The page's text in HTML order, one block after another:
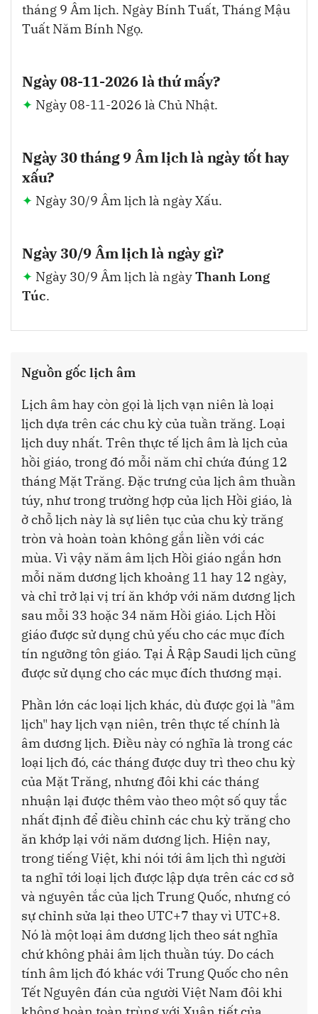
tháng 9 Âm lịch. Ngày Bính Tuất, Tháng Mậu
Tuất Năm Bính Ngọ.
Ngày 08-11-2026 là thứ mấy?
Ngày 08-11-2026 là Chủ Nhật.
Ngày 30 tháng 9 Âm lịch là ngày tốt hay
xấu?
Ngày 30/9 Âm lịch là ngày Xấu.
Ngày 30/9 Âm lịch là ngày gì?
Ngày 30/9 Âm lịch là ngàyThanh Long
Túc.
Nguồn gốc lịch âm
Lịch âm hay còn gọi là lịch vạn niên là loại
lịch dựa trên các chu kỳ của tuần trăng. Loại
lịch duy nhất. Trên thực tế lịch âm là lịch của
hồi giáo, trong đó mỗi năm chỉ chứa đúng 12
tháng Mặt Trăng. Đặc trưng của lịch âm thuần
túy, như trong trường hợp của lịch Hồi giáo, là
ở chỗ lịch này là sự liên tục của chu kỳ trăng
tròn và hoàn toàn không gắn liền với các
mùa. Vì vậy năm âm lịch Hồi giáo ngắn hơn
mỗi năm dương lịch khoảng 11 hay 12 ngày,
và chỉ trở lại vị trí ăn khớp với năm dương lịch
sau mỗi 33 hoặc 34 năm Hồi giáo. Lịch Hồi
giáo được sử dụng chủ yếu cho các mục đích
tín ngưỡng tôn giáo. Tại Ả Rập Saudi lịch cũng
được sử dụng cho các mục đích thương mại.
Phần lớn các loại lịch khác, dù được gọi là "âm
lịch" hay lịch vạn niên, trên thực tế chính là
âm dương lịch. Điều này có nghĩa là trong các
loại lịch đó, các tháng được duy trì theo chu kỳ
của Mặt Trăng, nhưng đôi khi các tháng
nhuận lại được thêm vào theo một số quy tắc
nhất định để điều chỉnh các chu kỳ trăng cho
ăn khớp lại với năm dương lịch. Hiện nay,
trong tiếng Việt, khi nói tới âm lịch thì người
ta nghĩ tới loại lịch được lập dựa trên các cơ sở
và nguyên tắc của lịch Trung Quốc, nhưng có
sự chỉnh sửa lại theo UTC+7 thay vì UTC+8.
Nó là một loại âm dương lịch theo sát nghĩa
chứ không phải âm lịch thuần túy. Do cách
tính âm lịch đó khác với Trung Quốc cho nên
Tết Nguyên đán của người Việt Nam đôi khi